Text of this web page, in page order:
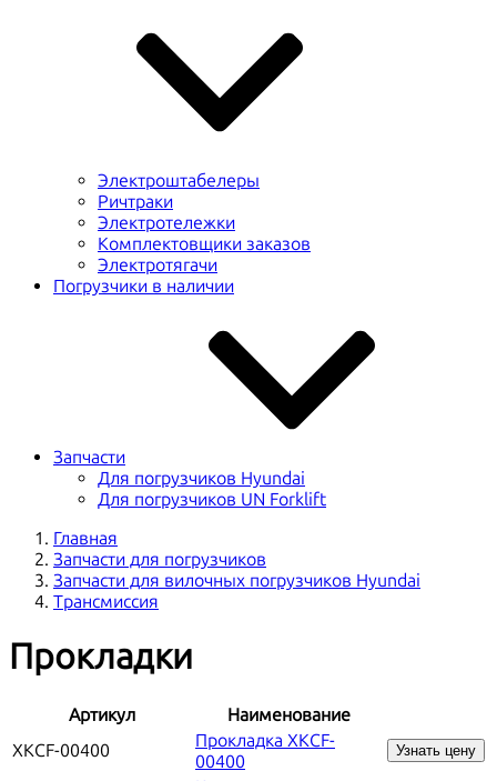
Электроштабелеры
Ричтраки
Электротележки
Комплектовщики заказов
Электротягачи
Погрузчики в наличии
Запчасти
Для погрузчиков Hyundai
Для погрузчиков UN Forklift
Главная
Запчасти для погрузчиков
Запчасти для вилочных погрузчиков Hyundai
Трансмиссия
Прокладки
Артикул
Наименование
XKCF-00400
Прокладка XKCF-
00400
Узнать цену